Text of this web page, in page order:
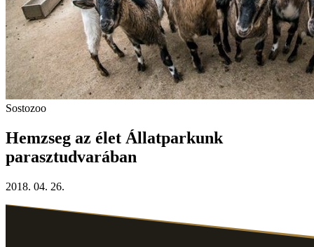
Sostozoo
Hemzseg az élet Állatparkunk
parasztudvarában
2018. 04. 26.